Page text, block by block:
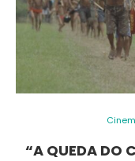
“A QUEDA DO